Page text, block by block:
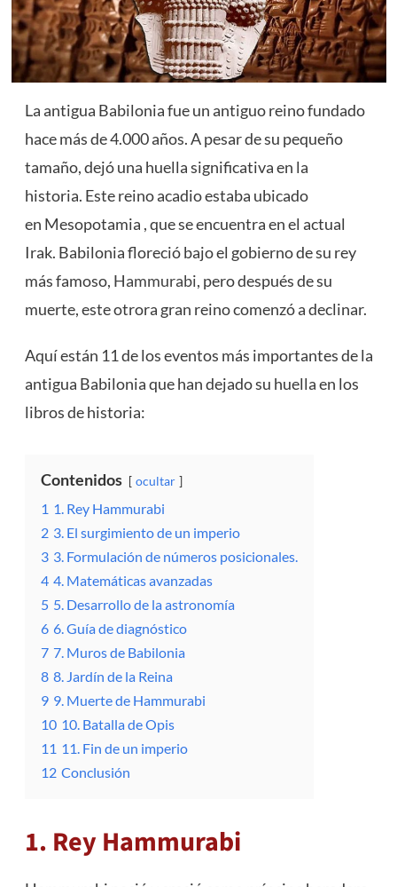
La antigua Babilonia fue un antiguo reino fundado
hace más de 4.000 años. A pesar de su pequeño
tamaño, dejó una huella significativa en la
historia. Este reino acadio estaba ubicado
en Mesopotamia , que se encuentra en el actual
Irak. Babilonia floreció bajo el gobierno de su rey
más famoso, Hammurabi, pero después de su
muerte, este otrora gran reino comenzó a declinar.
Aquí están 11 de los eventos más importantes de la
antigua Babilonia que han dejado su huella en los
libros de historia:
Contenidos ocultar
1 1. Rey Hammurabi
2 3. El surgimiento de un imperio
3 3. Formulación de números posicionales.
4 4. Matemáticas avanzadas
5 5. Desarrollo de la astronomía
6 6. Guía de diagnóstico
7 7. Muros de Babilonia
8 8. Jardín de la Reina
9 9. Muerte de Hammurabi
10 10. Batalla de Opis
11 11. Fin de un imperio
12 Conclusión
1. Rey Hammurabi